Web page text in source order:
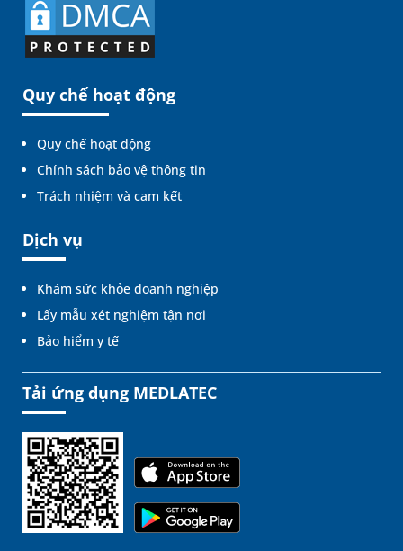
Quy chế hoạt động
Quy chế hoạt động
Chính sách bảo vệ thông tin
Trách nhiệm và cam kết
Dịch vụ
Khám sức khỏe doanh nghiệp
Lấy mẫu xét nghiệm tận nơi
Bảo hiểm y tế
Tải ứng dụng MEDLATEC